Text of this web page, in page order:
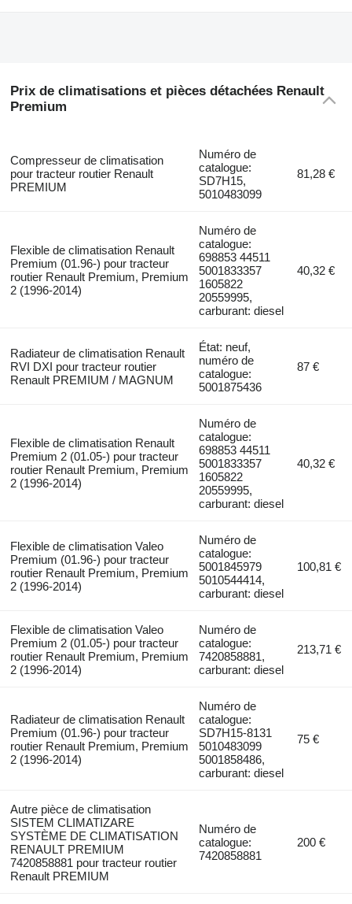
Prix de climatisations et pièces détachées Renault
Premium
Compresseur de climatisation
pour tracteur routier Renault
PREMIUM
Numéro de
catalogue:
SD7H15,
5010483099
81,28 €
Flexible de climatisation Renault
Premium (01.96-) pour tracteur
routier Renault Premium, Premium
2 (1996-2014)
Numéro de
catalogue:
698853 44511
5001833357
1605822
20559995,
carburant: diesel
40,32 €
Radiateur de climatisation Renault
RVI DXI pour tracteur routier
Renault PREMIUM / MAGNUM
État: neuf,
numéro de
catalogue:
5001875436
87 €
Flexible de climatisation Renault
Premium 2 (01.05-) pour tracteur
routier Renault Premium, Premium
2 (1996-2014)
Numéro de
catalogue:
698853 44511
5001833357
1605822
20559995,
carburant: diesel
40,32 €
Flexible de climatisation Valeo
Premium (01.96-) pour tracteur
routier Renault Premium, Premium
2 (1996-2014)
Numéro de
catalogue:
5001845979
5010544414,
carburant: diesel
100,81 €
Flexible de climatisation Valeo
Premium 2 (01.05-) pour tracteur
routier Renault Premium, Premium
2 (1996-2014)
Numéro de
catalogue:
7420858881,
carburant: diesel
213,71 €
Radiateur de climatisation Renault
Premium (01.96-) pour tracteur
routier Renault Premium, Premium
2 (1996-2014)
Numéro de
catalogue:
SD7H15-8131
5010483099
5001858486,
carburant: diesel
75 €
Autre pièce de climatisation
SISTEM CLIMATIZARE
SYSTÈME DE CLIMATISATION
RENAULT PREMIUM
7420858881 pour tracteur routier
Renault PREMIUM
Numéro de
catalogue:
7420858881
200 €